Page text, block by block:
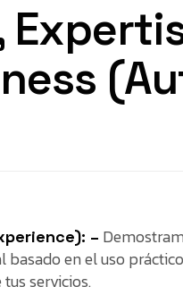
–
basado en el uso
servicios.